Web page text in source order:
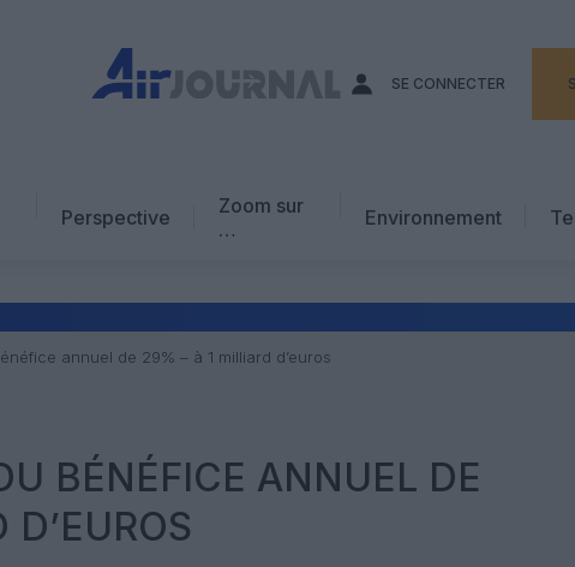
SE CONNECTER
Perspective
Zoom sur
…
Avis d’expert
Environnement
annuel de 29% – à 1 milliard d’euros
BÉNÉFICE ANNUEL DE